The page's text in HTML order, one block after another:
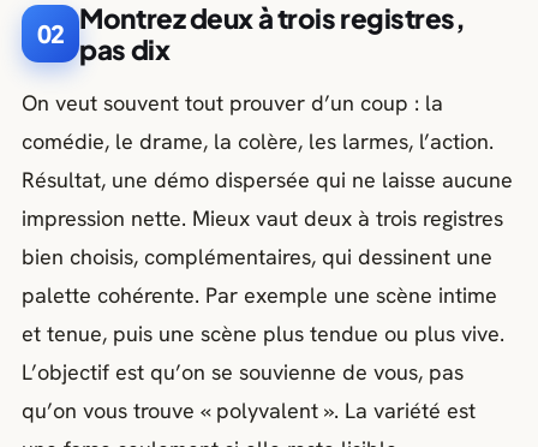
02 Montrez deux à trois registres,
pas dix
On veut souvent tout prouver d’un coup : la
comédie, le drame, la colère, les larmes, l’action.
Résultat, une démo dispersée qui ne laisse aucune
impression nette. Mieux vaut deux à trois registres
bien choisis, complémentaires, qui dessinent une
palette cohérente. Par exemple une scène intime
et tenue, puis une scène plus tendue ou plus vive.
L’objectif est qu’on se souvienne de vous, pas
qu’on vous trouve « polyvalent ». La variété est